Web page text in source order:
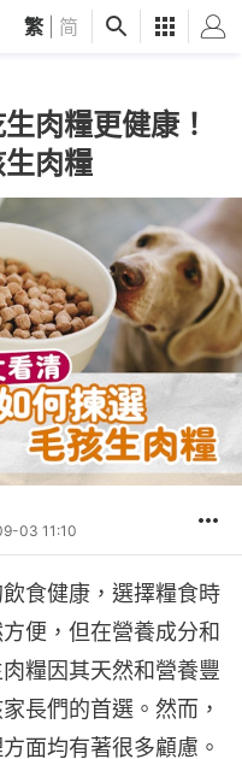
繁 简
肉糧更健康！
肉糧
03 11:10
食健康，選擇糧食時
便，但在營養成分和
糧因其天然和營養豐
長們的首選。然而，
面均有著很多顧慮。